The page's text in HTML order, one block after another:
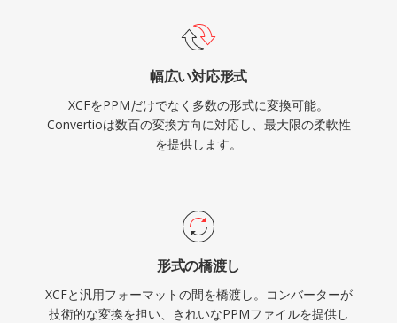
幅広い対応形式
XCFをPPMだけでなく多数の形式に変換可能。
Convertioは数百の変換方向に対応し、最大限の柔軟性
を提供します。
形式の橋渡し
XCFと汎用フォーマットの間を橋渡し。コンバーターが
技術的な変換を担い、きれいなPPMファイルを提供し